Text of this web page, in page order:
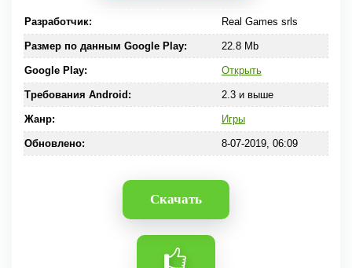
Разработчик: Real Games srls
Размер по данным Google Play: 22.8 Mb
Google Play: Открыть
Требования Android: 2.3 и выше
Жанр: Игры
Обновлено: 8-07-2019, 06:09
Скачать